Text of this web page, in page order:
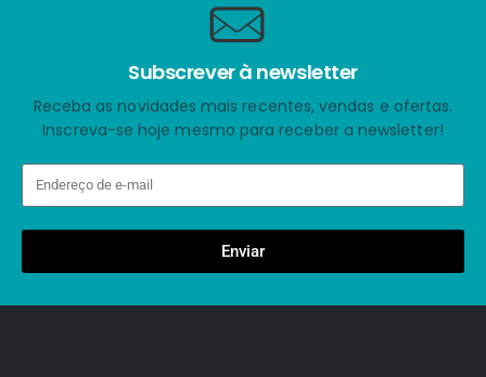
Subscrever à newsletter
Receba as novidades mais recentes, vendas e ofertas.
Inscreva-se hoje mesmo para receber a newsletter!
Enviar